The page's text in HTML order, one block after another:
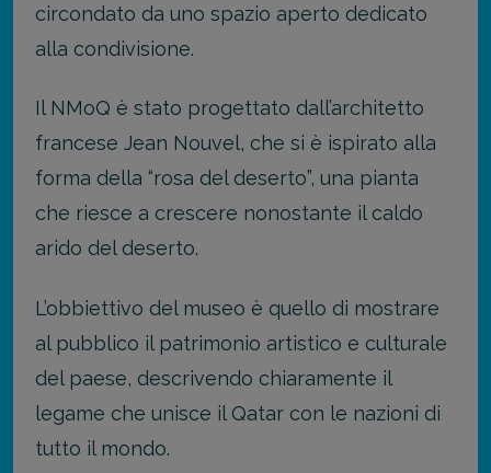
circondato da uno spazio aperto dedicato
alla condivisione.
Il NMoQ è stato progettato dall’architetto
francese Jean Nouvel, che si è ispirato alla
forma della “rosa del deserto”, una pianta
che riesce a crescere nonostante il caldo
arido del deserto.
L’obbiettivo del museo è quello di mostrare
al pubblico il patrimonio artistico e culturale
del paese, descrivendo chiaramente il
legame che unisce il Qatar con le nazioni di
tutto il mondo.